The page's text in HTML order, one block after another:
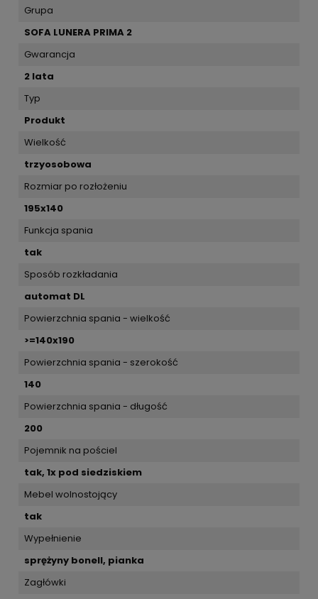
Grupa
SOFA LUNERA PRIMA 2
Gwarancja
2 lata
Typ
Produkt
Wielkość
trzyosobowa
Rozmiar po rozłożeniu
195x140
Funkcja spania
tak
Sposób rozkładania
automat DL
Powierzchnia spania - wielkość
>=140x190
Powierzchnia spania - szerokość
140
Powierzchnia spania - długość
200
Pojemnik na pościel
tak, 1x pod siedziskiem
Mebel wolnostojący
tak
Wypełnienie
sprężyny bonell, pianka
Zagłówki